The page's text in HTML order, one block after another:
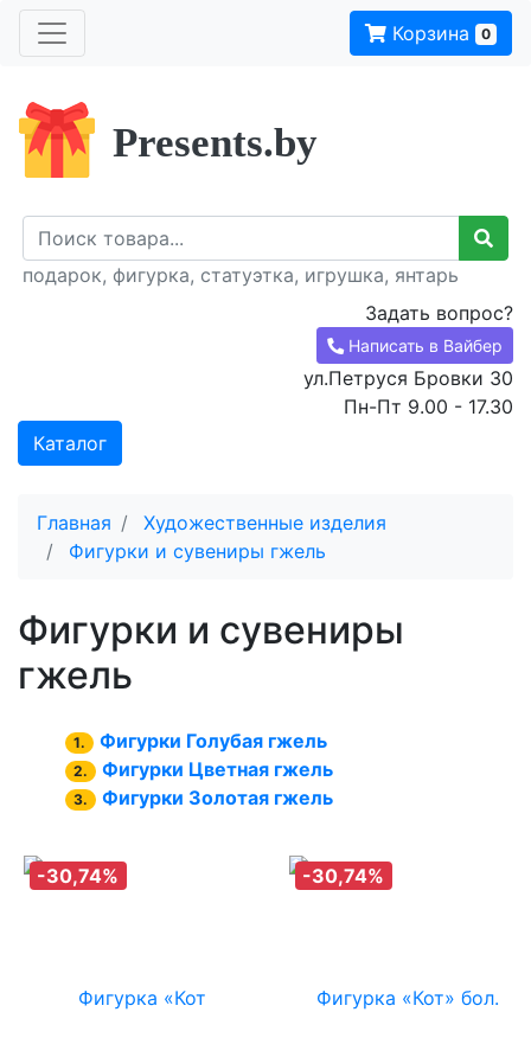
Корзина 0
Presents.by
подарок, фигурка, статуэтка, игрушка, янтарь
Задать вопрос?
Написать в Вайбер
ул.Петруся Бровки 30
Пн-Пт 9.00 - 17.30
Каталог
Главная
Художественные изделия
Фигурки и сувениры гжель
Фигурки и сувениры
гжель
1. Фигурки Голубая гжель
2. Фигурки Цветная гжель
3. Фигурки Золотая гжель
-30,74% -30,74%